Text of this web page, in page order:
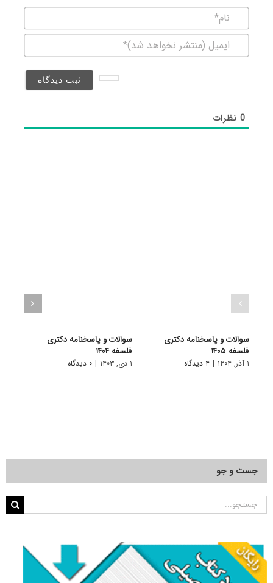
(منتشر
0نظرات
سوالات و پاسخنامه دکتری
فلسفه ۱۴۰۵
۱ آذر, ۱۴۰۴ | ۴ دیدگاه
سوالات و پاسخنامه دکتری
فلسفه ۱۴۰۴
۱ دی, ۱۴۰۳ | ۰ دیدگاه
جست و جو
جستجو